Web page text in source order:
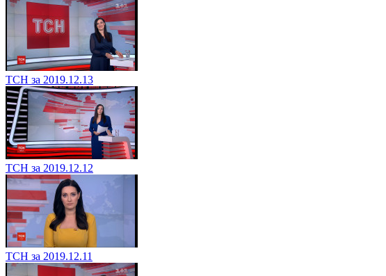
ТСН за 2019.12.13
ТСН за 2019.12.12
ТСН за 2019.12.11